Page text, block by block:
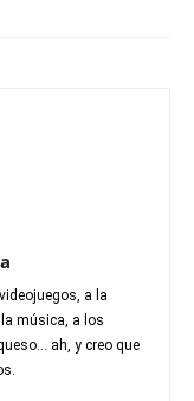
a la
música, a los
ah, y creo que